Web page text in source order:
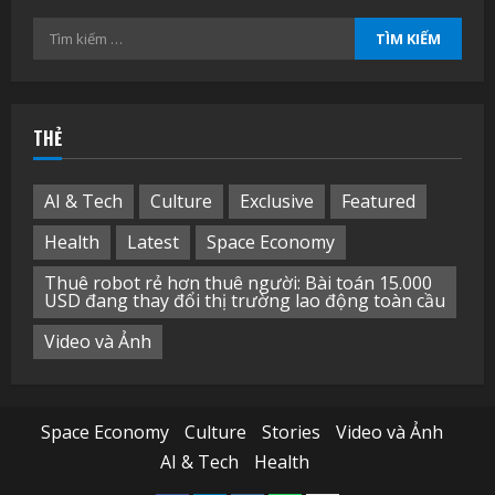
Tìm
THẺ
AI & Tech Culture Exclusive
Featured
Health
Latest
Space Economy
Thuê robot rẻ hơn thuê người: Bài toán 15.000
USD đang thay đổi thị trường lao động toàn cầu
Video và Ảnh
Space Economy Culture Stories
Video và Ảnh
AI & Tech
Health